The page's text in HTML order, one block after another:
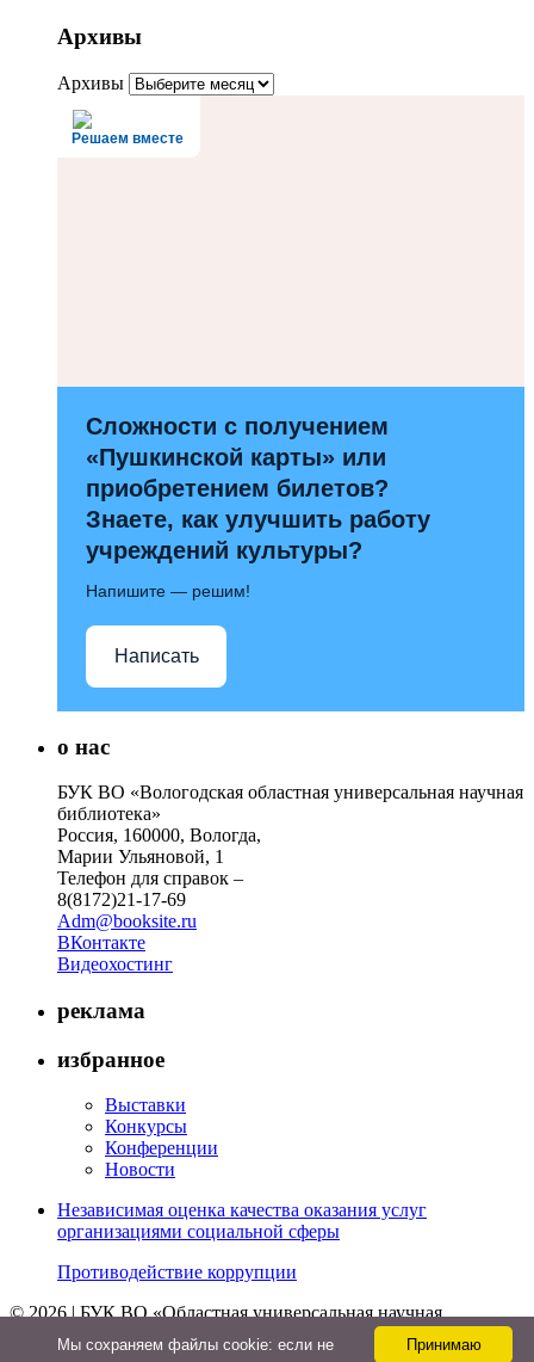
Архивы
Архивы
Решаем вместе
Сложности с получением
«Пушкинской карты» или
приобретением билетов?
Знаете, как улучшить работу
учреждений культуры?
Напишите — решим!
Написать
о нас
БУК ВО «Вологодская областная универсальная научная
библиотека»
Россия, 160000, Вологда,
Марии Ульяновой, 1
Телефон для справок –
8(8172)21-17-69
Adm@booksite.ru
ВКонтакте
Видеохостинг
реклама
избранное
Выставки
Конкурсы
Конференции
Новости
Независимая оценка качества оказания услуг
организациями социальной сферы
Противодействие коррупции
© 2026 | БУК ВО «Областная универсальная научная
библиотека»
Принимаю
Мы cохраняем файлы cookie: если не